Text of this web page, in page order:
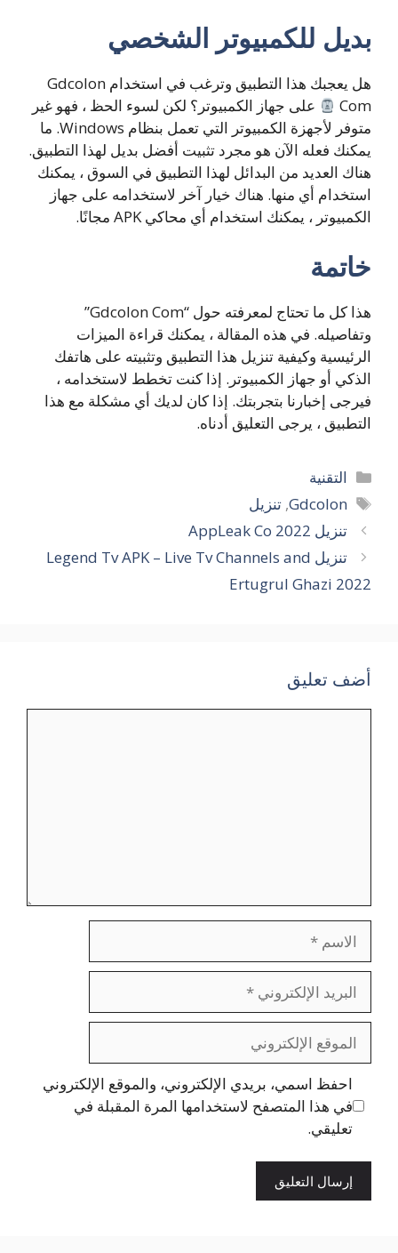
بديل للكمبيوتر الشخصي
هل يعجبك هذا التطبيق وترغب في استخدام Gdcolon
Com
على جهاز الكمبيوتر؟ لكن لسوء الحظ ، فهو غير
متوفر لأجهزة الكمبيوتر التي تعمل بنظام Windows. ما
يمكنك فعله الآن هو مجرد تثبيت أفضل بديل لهذا التطبيق.
هناك العديد من البدائل لهذا التطبيق في السوق ، يمكنك
استخدام أي منها. هناك خيار آخر لاستخدامه على جهاز
الكمبيوتر ، يمكنك استخدام أي محاكي APK مجانًا.
خاتمة
هذا كل ما تحتاج لمعرفته حول “Gdcolon Com”
وتفاصيله. في هذه المقالة ، يمكنك قراءة الميزات
الرئيسية وكيفية تنزيل هذا التطبيق وتثبيته على هاتفك
الذكي أو جهاز الكمبيوتر. إذا كنت تخطط لاستخدامه ،
فيرجى إخبارنا بتجربتك. إذا كان لديك أي مشكلة مع هذا
التطبيق ، يرجى التعليق أدناه.
التصنيفات
التقنية
الوسوم
Gdcolon
,تنزيل
تنزيل AppLeak Co 2022
تنزيل Legend Tv APK – Live Tv Channels and
Ertugrul Ghazi 2022
أضف تعليق
الإلكتروني
الإلكتروني
احفظ اسمي، بريدي الإلكتروني، والموقع الإلكتروني
في هذا المتصفح لاستخدامها المرة المقبلة في
تعليقي.